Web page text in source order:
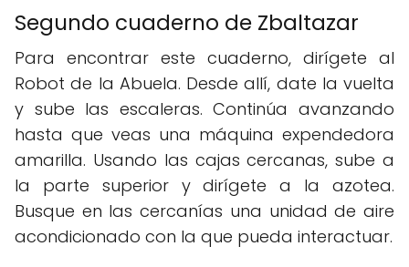
Segundo cuaderno de Zbaltazar
Para encontrar este cuaderno, dirígete al
Robot de la Abuela. Desde allí, date la vuelta
y sube las escaleras. Continúa avanzando
hasta que veas una máquina expendedora
amarilla. Usando las cajas cercanas, sube a
la parte superior y dirígete a la azotea.
Busque en las cercanías una unidad de aire
acondicionado con la que pueda interactuar.